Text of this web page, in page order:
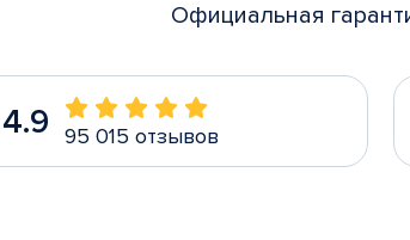
Официальная
4.9 95 015 отзывов